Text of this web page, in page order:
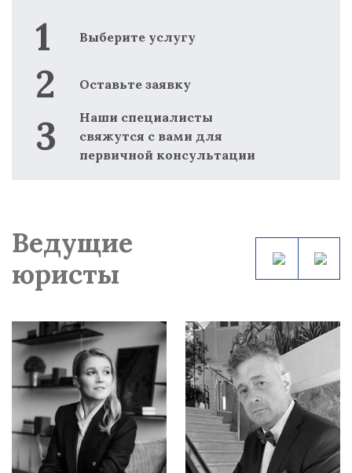
Выберите услугу
Оставьте заявку
Наши специалисты
свяжутся с вами для
первичной консультации
Ведущие
юристы